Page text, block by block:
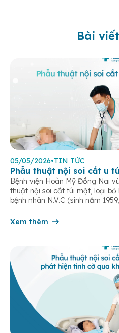
Bài
05/05/2026•TIN TỨC
Phẫu thuật nội soi cắt u
Bệnh viện Hoàn Mỹ Đồng Nai
thuật nội soi cắt túi mật, loại
bệnh nhân N.V.C (sinh năm
thượng vị kéo dài, kèm […]
Xem thêm